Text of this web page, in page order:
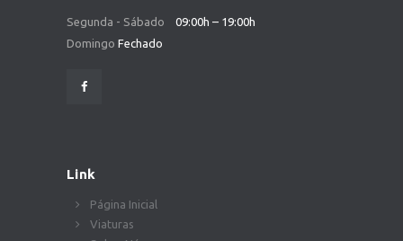
Segunda - Sábado 09:00h – 19:00h
Domingo Fechado
Link
Página Inicial
Viaturas